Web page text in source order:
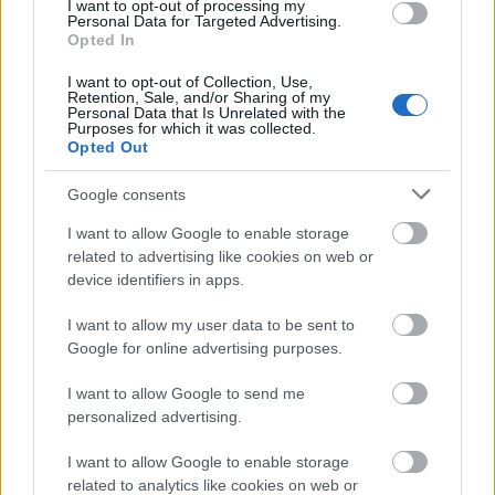
I want to opt-out of processing my
Personal Data for Targeted Advertising.
Opted In
I want to opt-out of Collection, Use,
Retention, Sale, and/or Sharing of my
Personal Data that Is Unrelated with the
Purposes for which it was collected.
Opted Out
Google consents
I want to allow Google to enable storage
related to advertising like cookies on web or
device identifiers in apps.
I want to allow my user data to be sent to
Google for online advertising purposes.
I want to allow Google to send me
personalized advertising.
I want to allow Google to enable storage
related to analytics like cookies on web or
Pokoljárás Senkiföldjén
KÖNYVBEMUTATÓ – Alekszej Kalugin: Kihalt
Mezők
Fejes Valentin•2021. október 29.
Nagyon úgy tűnik, hogy a kiadónál alig tartanak
pihenőt S.T.A.L.K.E.R.-fronton, hiszen rövid időn belül
Jaeger bőrébe bújva barangolhatják be a rajongók
az istenek háta mögötti vidéket.